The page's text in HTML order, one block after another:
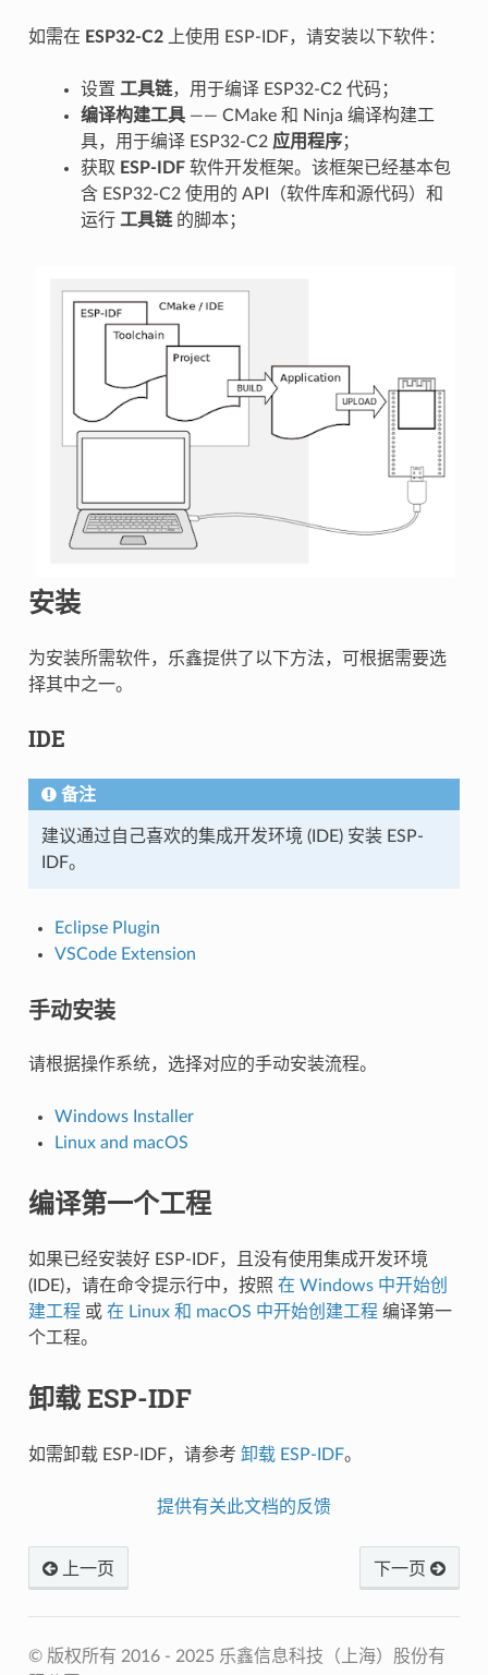
如需在 ESP32-C2上使用 ESP-IDF，请安装以下软件：
设置 工具链，用于编译 ESP32-C2 代码；
编译构建工具—— CMake 和 Ninja 编译构建工
具，用于编译 ESP32-C2 应用程序；
获取 ESP-IDF软件开发框架。该框架已经基本包
含 ESP32-C2 使用的 API（软件库和源代码）和
运行 工具链的脚本；
安装
为安装所需软件，乐鑫提供了以下方法，可根据需要选
择其中之一。
IDE
备注
建议通过自己喜欢的集成开发环境 (IDE) 安装 ESP-
IDF。
Eclipse Plugin
VSCode Extension
手动安装
请根据操作系统，选择对应的手动安装流程。
Windows Installer
Linux and macOS
编译第一个工程
如果已经安装好 ESP-IDF，且没有使用集成开发环境
(IDE)，请在命令提示行中，按照 在 Windows 中开始创
建工程 或 在 Linux 和 macOS 中开始创建工程 编译第一
个工程。
卸载 ESP-IDF
如需卸载 ESP-IDF，请参考 卸载 ESP-IDF。
提供有关此文档的反馈
上一页 下一页
© 版权所有 2016 - 2025 乐鑫信息科技（上海）股份有